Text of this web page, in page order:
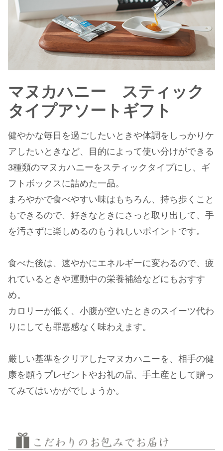
マヌカハニー スティック
タイプアソートギフト
健やかな毎日を過ごしたいときや体調をしっかりケ
アしたいときなど、目的によって使い分けができる
3種類のマヌカハニーをスティックタイプにし、ギ
フトボックスに詰めた一品。
まろやかで食べやすい味はもちろん、持ち歩くこと
もできるので、好きなときにさっと取り出して、手
を汚さずに楽しめるのもうれしいポイントです。
食べた後は、速やかにエネルギーに変わるので、疲
れているときや運動中の栄養補給などにもおすす
め。
カロリーが低く、小腹が空いたときのスイーツ代わ
りにしても罪悪感なく味わえます。
厳しい基準をクリアしたマヌカハニーを、相手の健
康を願うプレゼントやお礼の品、手土産として贈っ
てみてはいかがでしょうか。